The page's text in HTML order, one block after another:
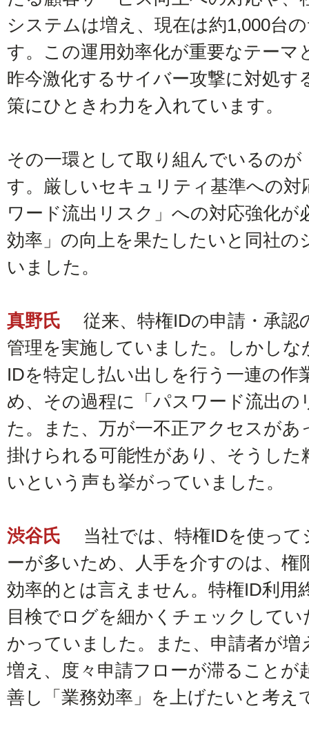
システムは増え、現在は約1,000台
す。この運用効率化が重要なテー
昨今激化するサイバー攻撃に対処
策にひときわ力を入れています。
その一環として取り組んでいるのが
す。厳しいセキュリティ基準への
ワード流出リスク」への対応強化が
効率」の向上を果たしたいと同社
いました。
真野氏
従来、特権IDの申請・承認
管理を実施していました。しかしな
IDを特定し払い出しを行う一連の作
め、その過程に「パスワード流出
た。また、万が一不正アクセスが
掛けられる可能性があり、そうし
いという声も挙がっていました。
渋谷氏
当社では、特権IDを使って
ーが多いため、人手を介すのは、
効率的とは言えません。特権ID利用
目検でログを細かくチェックして
かっていました。また、申請者が
増え、度々申請フローが滞ること
善し「業務効率」を上げたいと考え